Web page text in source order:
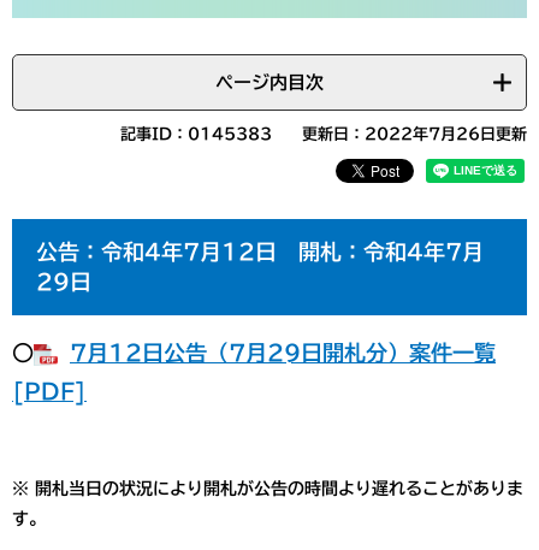
ページ内目次
記事ID：0145383 更新日：2022年7月26日更新
公告：令和4年7月12日 開札：令和4年7月
29日
○
7月12日公告（7月29日開札分）案件一覧
[PDF]
※ 開札当日の状況により開札が公告の時間より遅れることがありま
す。